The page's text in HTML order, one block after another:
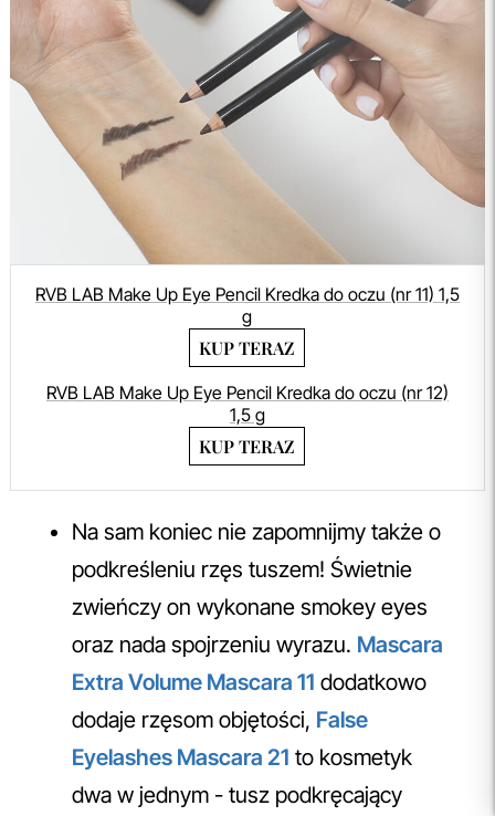
RVB LAB Make Up Eye Pencil Kredka do oczu (nr 11) 1,5
g
KUP TERAZ
RVB LAB Make Up Eye Pencil Kredka do oczu (nr 12)
1,5 g
KUP TERAZ
Na sam koniec nie zapomnijmy także o
podkreśleniu rzęs tuszem! Świetnie
zwieńczy on wykonane smokey eyes
oraz nada spojrzeniu wyrazu. Mascara
Extra Volume Mascara 11 dodatkowo
dodaje rzęsom objętości, False
Eyelashes Mascara 21 to kosmetyk
dwa w jednym - tusz podkręcający